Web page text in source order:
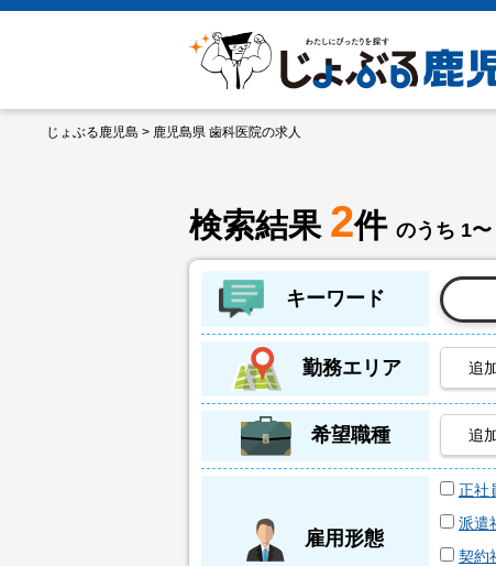
じょぶる鹿児島 > 鹿児島県 歯科医院の求人
検索結果 2件 のうち 1
キーワード
勤務エリア 追
希望職種 追
雇用形態
正社
派遣
契約